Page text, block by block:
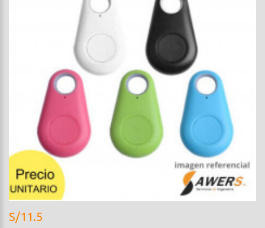
S/11.5